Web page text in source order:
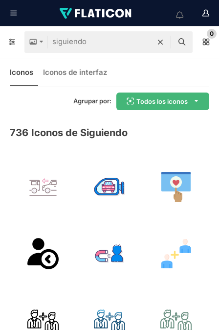
0
Iconos Iconos de interfaz
Agrupar por: Todos los iconos
736 Iconos de Siguiendo